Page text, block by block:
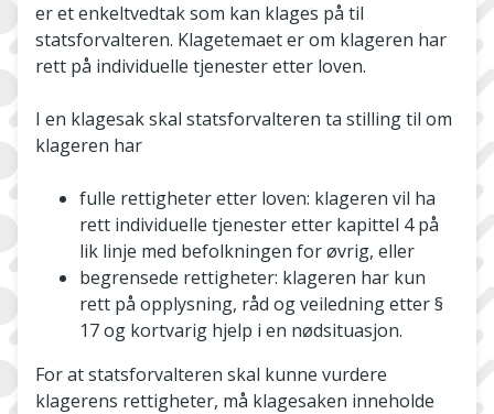
er et enkeltvedtak som kan klages på til
statsforvalteren. Klagetemaet er om klageren har
rett på individuelle tjenester etter loven.
I en klagesak skal statsforvalteren ta stilling til om
klageren har
fulle rettigheter etter loven: klageren vil ha
rett individuelle tjenester etter kapittel 4 på
lik linje med befolkningen for øvrig, eller
begrensede rettigheter: klageren har kun
rett på opplysning, råd og veiledning etter §
17 og kortvarig hjelp i en nødsituasjon.
For at statsforvalteren skal kunne vurdere
klagerens rettigheter, må klagesaken inneholde